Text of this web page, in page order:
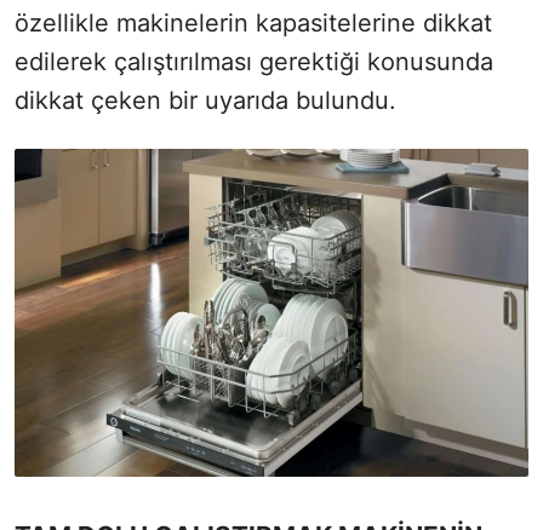
özellikle makinelerin kapasitelerine dikkat
edilerek çalıştırılması gerektiği konusunda
dikkat çeken bir uyarıda bulundu.